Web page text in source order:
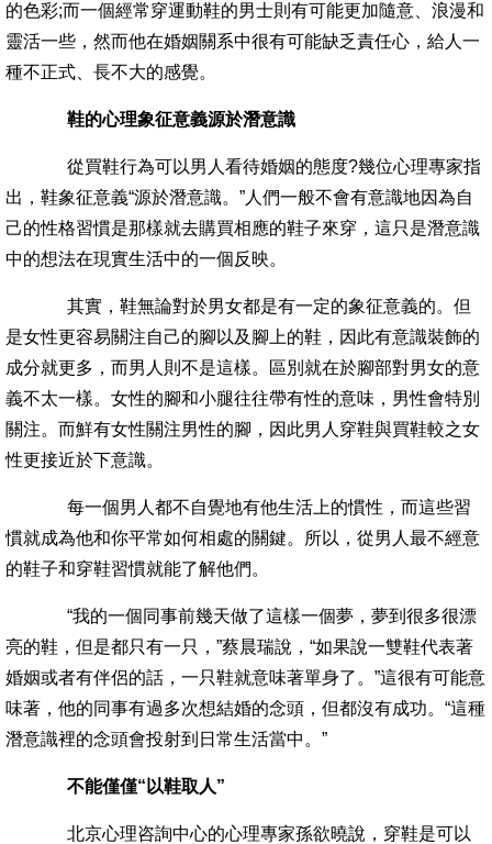
的色彩;而一個經常穿運動鞋的男士則有可能更加隨意、浪漫和
靈活一些，然而他在婚姻關系中很有可能缺乏責任心，給人一
種不正式、長不大的感覺。
鞋的心理象征意義源於潛意識
從買鞋行為可以男人看待婚姻的態度?幾位心理專家指
出，鞋象征意義“源於潛意識。”人們一般不會有意識地因為自
己的性格習慣是那樣就去購買相應的鞋子來穿，這只是潛意識
中的想法在現實生活中的一個反映。
其實，鞋無論對於男女都是有一定的象征意義的。但
是女性更容易關注自己的腳以及腳上的鞋，因此有意識裝飾的
成分就更多，而男人則不是這樣。區別就在於腳部對男女的意
義不太一樣。女性的腳和小腿往往帶有性的意味，男性會特別
關注。而鮮有女性關注男性的腳，因此男人穿鞋與買鞋較之女
性更接近於下意識。
每一個男人都不自覺地有他生活上的慣性，而這些習
慣就成為他和你平常如何相處的關鍵。所以，從男人最不經意
的鞋子和穿鞋習慣就能了解他們。
“我的一個同事前幾天做了這樣一個夢，夢到很多很漂
亮的鞋，但是都只有一只，”蔡晨瑞說，“如果說一雙鞋代表著
婚姻或者有伴侶的話，一只鞋就意味著單身了。”這很有可能意
味著，他的同事有過多次想結婚的念頭，但都沒有成功。“這種
潛意識裡的念頭會投射到日常生活當中。”
不能僅僅“以鞋取人”
北京心理咨詢中心的心理專家孫欲曉說，穿鞋是可以